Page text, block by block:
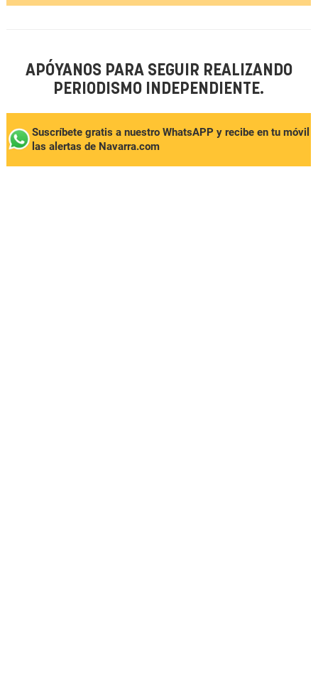
APÓYANOS PARA SEGUIR REALIZANDO
PERIODISMO INDEPENDIENTE.
Suscríbete gratis a nuestro WhatsAPP y recibe en tu móvil
las alertas de Navarra.com